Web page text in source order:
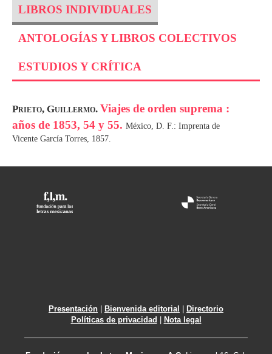
LIBROS INDIVIDUALES
ANTOLOGÍAS Y LIBROS COLECTIVOS
ESTUDIOS Y CRÍTICA
Prieto, Guillermo. Viajes de orden suprema :
años de 1853, 54 y 55. México, D. F.: Imprenta de
Vicente García Torres, 1857.
Presentación | Bienvenida editorial | Directorio
Políticas de privacidad | Nota legal